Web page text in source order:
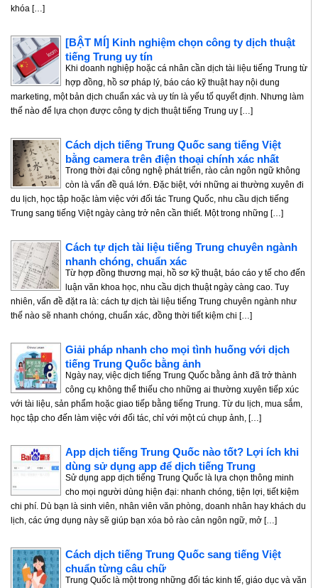
khóa […]
[BẬT MÍ] Kinh nghiệm chọn công ty dịch thuật
tiếng Trung uy tín
Khi doanh nghiệp hoặc cá nhân cần dịch tài liệu tiếng Trung từ
hợp đồng, hồ sơ pháp lý, báo cáo kỹ thuật hay nội dung
marketing, một bản dịch chuẩn xác và uy tín là yếu tố quyết định. Nhưng làm
thế nào để lựa chọn được công ty dịch thuật tiếng Trung uy […]
Cách dịch tiếng Trung Quốc sang tiếng Việt
bằng camera trên điện thoại chính xác nhất
Trong thời đại công nghệ phát triển, rào cản ngôn ngữ không
còn là vấn đề quá lớn. Đặc biệt, với những ai thường xuyên đi
du lịch, học tập hoặc làm việc với đối tác Trung Quốc, nhu cầu dịch tiếng
Trung sang tiếng Việt ngày càng trở nên cần thiết. Một trong những […]
Cách tự dịch tài liệu tiếng Trung chuyên ngành
nhanh chóng, chuẩn xác
Từ hợp đồng thương mại, hồ sơ kỹ thuật, báo cáo y tế cho đến
luận văn khoa học, nhu cầu dịch thuật ngày càng cao. Tuy
nhiên, vấn đề đặt ra là: cách tự dịch tài liệu tiếng Trung chuyên ngành như
thế nào sẽ nhanh chóng, chuẩn xác, đồng thời tiết kiệm chi […]
Giải pháp nhanh cho mọi tình huống với dịch
tiếng Trung Quốc bằng ảnh
Ngày nay, việc dịch tiếng Trung Quốc bằng ảnh đã trở thành
công cụ không thể thiếu cho những ai thường xuyên tiếp xúc
với tài liệu, sản phẩm hoặc giao tiếp bằng tiếng Trung. Từ du lịch, mua sắm,
học tập cho đến làm việc với đối tác, chỉ với một cú chụp ảnh, […]
App dịch tiếng Trung Quốc nào tốt? Lợi ích khi
dùng sử dụng app để dịch tiếng Trung
Sử dụng app dịch tiếng Trung Quốc là lựa chọn thông minh
cho mọi người dùng hiện đại: nhanh chóng, tiện lợi, tiết kiệm
chi phí. Dù bạn là sinh viên, nhân viên văn phòng, doanh nhân hay khách du
lịch, các ứng dụng này sẽ giúp bạn xóa bỏ rào cản ngôn ngữ, mở […]
Cách dịch tiếng Trung Quốc sang tiếng Việt
chuẩn từng câu chữ
Trung Quốc là một trong những đối tác kinh tế, giáo dục và văn